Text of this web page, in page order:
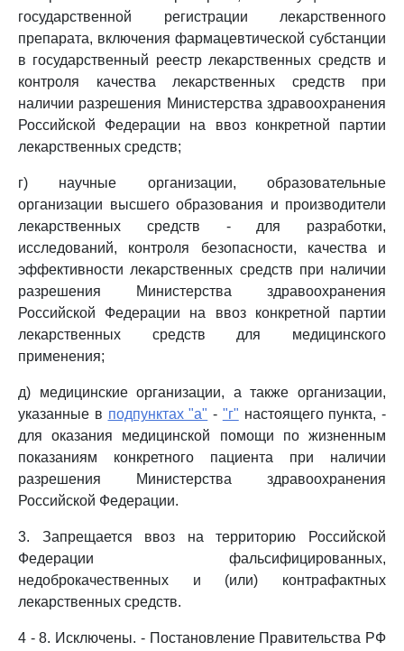
государственной регистрации лекарственного
препарата, включения фармацевтической субстанции
в государственный реестр лекарственных средств и
контроля качества лекарственных средств при
наличии разрешения Министерства здравоохранения
Российской Федерации на ввоз конкретной партии
лекарственных средств;
г) научные организации, образовательные
организации высшего образования и производители
лекарственных средств - для разработки,
исследований, контроля безопасности, качества и
эффективности лекарственных средств при наличии
разрешения Министерства здравоохранения
Российской Федерации на ввоз конкретной партии
лекарственных средств для медицинского
применения;
д) медицинские организации, а также организации,
указанные в подпунктах "а" - "г" настоящего пункта, -
для оказания медицинской помощи по жизненным
показаниям конкретного пациента при наличии
разрешения Министерства здравоохранения
Российской Федерации.
3. Запрещается ввоз на территорию Российской
Федерации фальсифицированных,
недоброкачественных и (или) контрафактных
лекарственных средств.
4 - 8. Исключены. - Постановление Правительства РФ